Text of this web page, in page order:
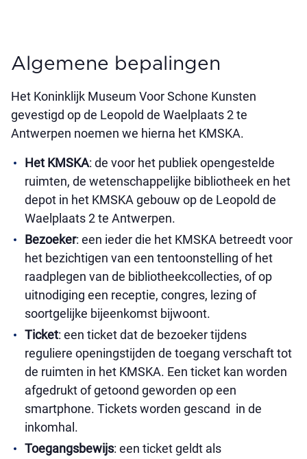
Algemene bepalingen
Het Koninklijk Museum Voor Schone Kunsten
gevestigd op de Leopold de Waelplaats 2 te
Antwerpen noemen we hierna het KMSKA.
Het KMSKA: de voor het publiek opengestelde
ruimten, de wetenschappelijke bibliotheek en het
depot in het KMSKA gebouw op de Leopold de
Waelplaats 2 te Antwerpen.
Bezoeker: een ieder die het KMSKA betreedt voor
het bezichtigen van een tentoonstelling of het
raadplegen van de bibliotheekcollecties, of op
uitnodiging een receptie, congres, lezing of
soortgelijke bijeenkomst bijwoont.
Ticket: een ticket dat de bezoeker tijdens
reguliere openingstijden de toegang verschaft tot
de ruimten in het KMSKA. Een ticket kan worden
afgedrukt of getoond geworden op een
smartphone. Tickets worden gescand in de
inkomhal.
Toegangsbewijs: een ticket geldt als